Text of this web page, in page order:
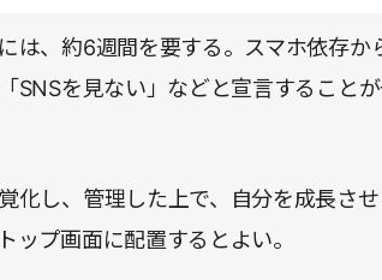
は、約6週間を要する。スマホ依存か
SNSを見ない」などと宣言すること
化し、管理した上で、自分を成長さ
ップ画面に配置するとよい。